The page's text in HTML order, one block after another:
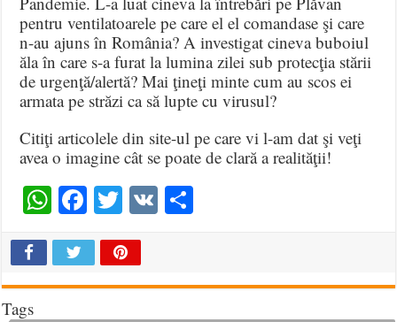
pentru ventilatoarele pe care el el comandase şi care
n-au ajuns în România? A investigat cineva buboiul
ăla în care s-a furat la lumina zilei sub protecţia stării
de urgenţă/alertă? Mai ţineţi minte cum au scos ei
armata pe străzi ca să lupte cu virusul?
Citiţi articolele din site-ul pe care vi l-am dat şi veţi
avea o imagine cât se poate de clară a realităţii!
WhatsApp
Facebook
Twitter
VK
Tags